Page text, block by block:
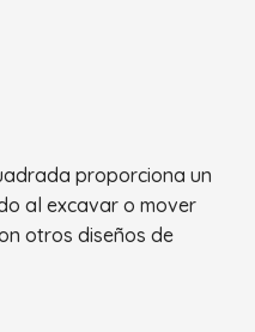
proporciona un
al excavar o mover
otros diseños de